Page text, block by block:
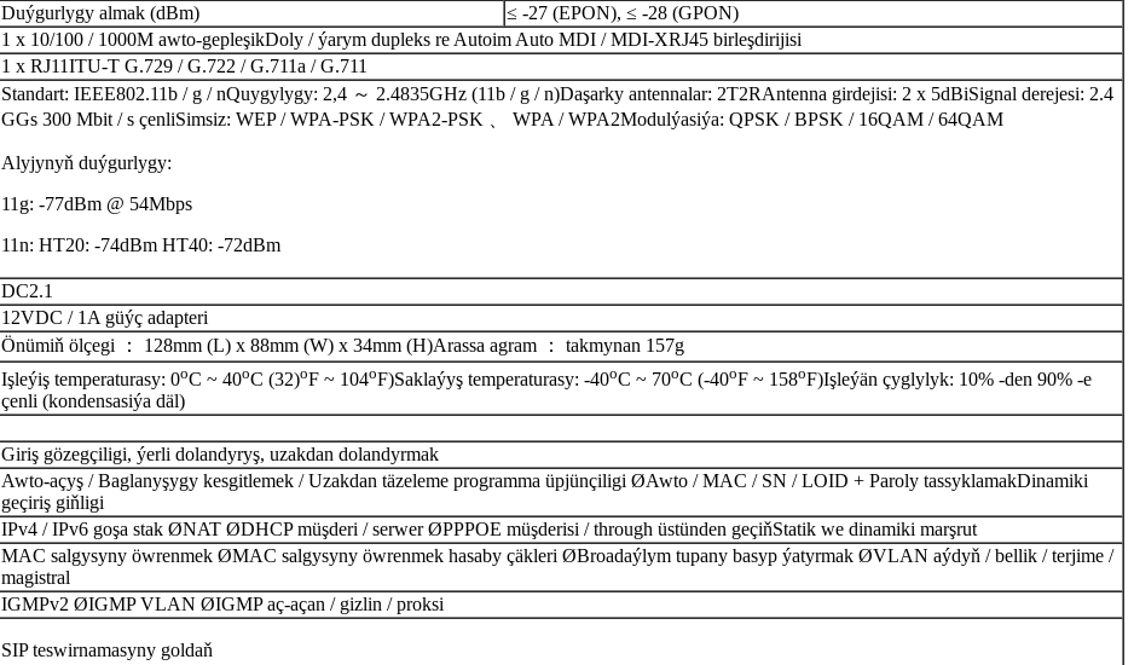
Duýgurlygy almak (dBm)
≤ -27 (EPON), ≤ -28 (GPON)
1 x 10/100 / 1000M awto-gepleşikDoly / ýarym dupleks re Autoim Auto MDI / MDI-XRJ45 birleşdirijisi
1 x RJ11ITU-T G.729 / G.722 / G.711a / G.711
Standart: IEEE802.11b / g / nQuygylygy: 2,4 ～ 2.4835GHz (11b / g / n)Daşarky antennalar: 2T2RAntenna girdejisi: 2 x 5dBiSignal derejesi: 2.4
GGs 300 Mbit / s çenliSimsiz: WEP / WPA-PSK / WPA2-PSK 、 WPA / WPA2Modulýasiýa: QPSK / BPSK / 16QAM / 64QAM
Alyjynyň duýgurlygy:
11g: -77dBm @ 54Mbps
11n: HT20: -74dBm HT40: -72dBm
DC2.1
12VDC / 1A güýç adapteri
Önümiň ölçegi ： 128mm (L) x 88mm (W) x 34mm (H)Arassa agram ： takmynan 157g
Işleýiş temperaturasy: 0oC ~ 40oC (32)oF ~ 104oF)Saklaýyş temperaturasy: -40oC ~ 70oC (-40oF ~ 158oF)Işleýän çyglylyk: 10% -den 90% -e
çenli (kondensasiýa däl)
Giriş gözegçiligi, ýerli dolandyryş, uzakdan dolandyrmak
Awto-açyş / Baglanyşygy kesgitlemek / Uzakdan täzeleme programma üpjünçiligi ØAwto / MAC / SN / LOID + Paroly tassyklamakDinamiki
geçiriş giňligi
IPv4 / IPv6 goşa stak ØNAT ØDHCP müşderi / serwer ØPPPOE müşderisi / through üstünden geçiňStatik we dinamiki marşrut
MAC salgysyny öwrenmek ØMAC salgysyny öwrenmek hasaby çäkleri ØBroadaýlym tupany basyp ýatyrmak ØVLAN aýdyň / bellik / terjime /
magistral
IGMPv2 ØIGMP VLAN ØIGMP aç-açan / gizlin / proksi
SIP teswirnamasyny goldaň